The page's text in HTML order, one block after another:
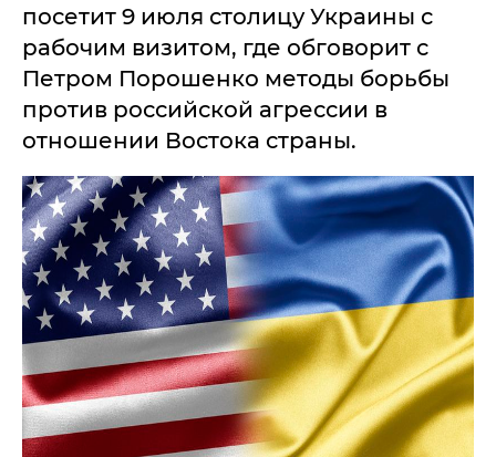
посетит 9 июля столицу Украины с
рабочим визитом, где обговорит с
Петром Порошенко методы борьбы
против российской агрессии в
отношении Востока страны.